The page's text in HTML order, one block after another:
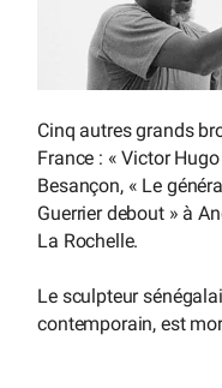
Cinq autres grands
France : « Victor Hugo
Besançon, « Le
Guerrier debout » à
La Rochelle.
Le sculpteur
contemporain, est